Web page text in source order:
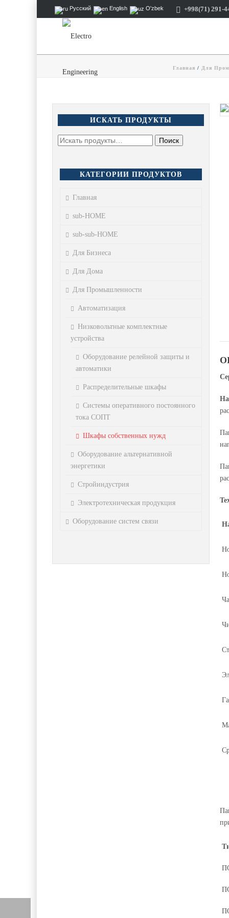
Русский English O'zbek +998(71) 291-
Главная / Для
ИСКАТЬ ПРОДУКТЫ
КАТЕГОРИИ ПРОДУКТОВ
Главная
sub-HOME
sub-sub-HOME
Для Бизнеса
Для Дома
Для Промышленности
Автоматизация
Низковольтные комплектные
устройства
Оборудование релейной защиты и
автоматики
Распределительные шкафы
Системы оперативного постоянного
тока СОПТ
Шкафы собственных нужд
Оборудование альтернативной
энергетики
Стройиндустрия
Электротехническая продукция
Оборудование систем связи